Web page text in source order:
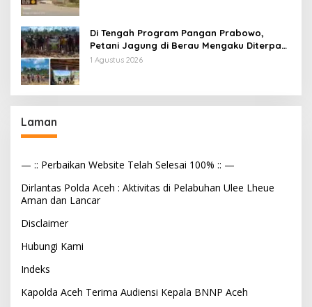
Di Tengah Program Pangan Prabowo,
Petani Jagung di Berau Mengaku Diterpa
Tekanan Aparat
1 Agustus 2026
Laman
— :: Perbaikan Website Telah Selesai 100% :: —
Dirlantas Polda Aceh : Aktivitas di Pelabuhan Ulee Lheue
Aman dan Lancar
Disclaimer
Hubungi Kami
Indeks
Kapolda Aceh Terima Audiensi Kepala BNNP Aceh